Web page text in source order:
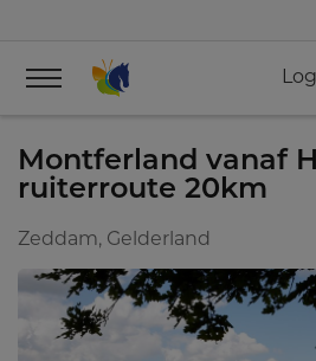
Montferland vanaf
ruiterroute 20km
Zeddam, Gelderland